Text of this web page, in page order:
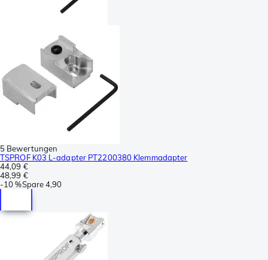
5 Bewertungen
TSPROF K03 L-adapter PT2200380 Klemmadapter
44,09 €
48,99 €
-10 %Spare4,90